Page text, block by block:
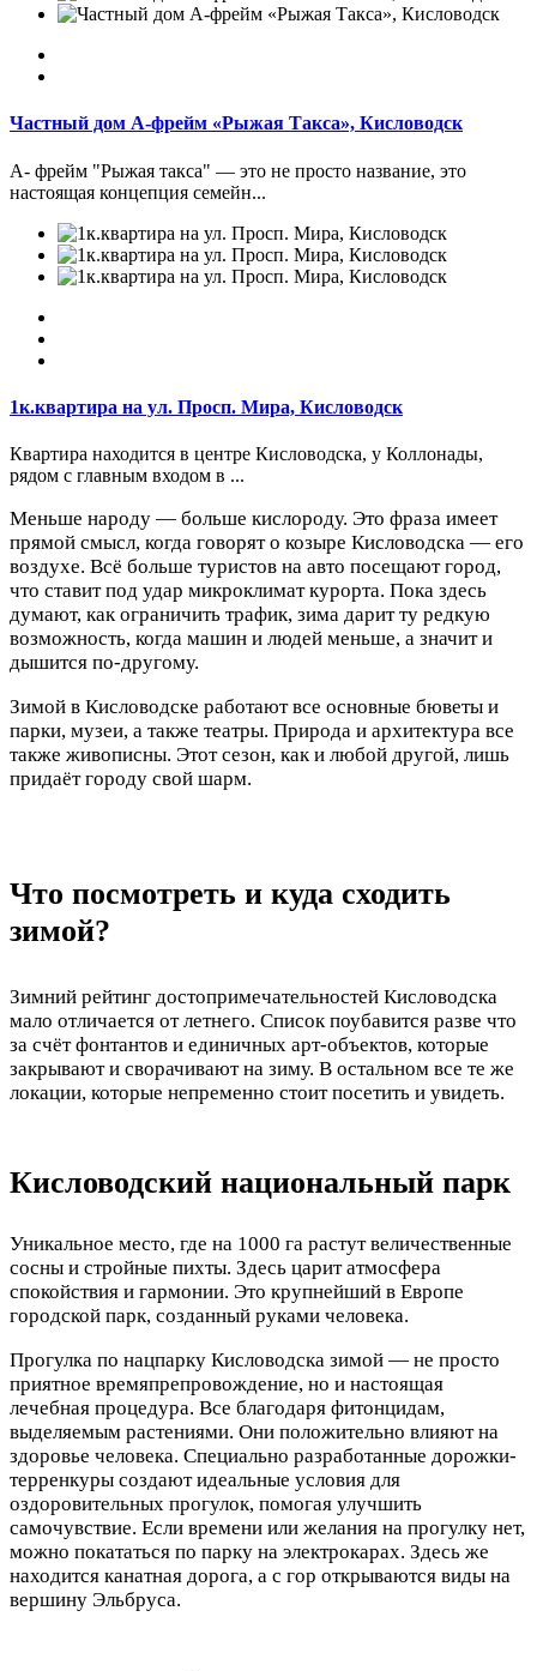
Частный дом А-фрейм «Рыжая Такса», Кисловодск
А- фрейм "Рыжая такса" — это не просто название, это
настоящая концепция семейн...
1к.квартира на ул. Просп. Мира, Кисловодск
Кваpтирa находится в центрe Кисловодска, у Коллoнады,
рядом с главным входом в ...
Меньше народу — больше кислороду. Это фраза имеет
прямой смысл, когда говорят о козыре Кисловодска — его
воздухе. Всё больше туристов на авто посещают город,
что ставит под удар микроклимат курорта. Пока здесь
думают, как ограничить трафик, зима дарит ту редкую
возможность, когда машин и людей меньше, а значит и
дышится по-другому.
Зимой в Кисловодске работают все основные бюветы и
парки, музеи, а также театры. Природа и архитектура все
также живописны. Этот сезон, как и любой другой, лишь
придаёт городу свой шарм.
Что посмотреть и куда сходить
зимой?
Зимний рейтинг достопримечательностей Кисловодска
мало отличается от летнего. Список поубавится разве что
за счёт фонтантов и единичных арт-объектов, которые
закрывают и сворачивают на зиму. В остальном все те же
локации, которые непременно стоит посетить и увидеть.
Кисловодский национальный парк
Уникальное место, где на 1000 га растут величественные
сосны и стройные пихты. Здесь царит атмосфера
спокойствия и гармонии. Это крупнейший в Европе
городской парк, созданный руками человека.
Прогулка по нацпарку Кисловодска зимой — не просто
приятное времяпрепровождение, но и настоящая
лечебная процедура. Все благодаря фитонцидам,
выделяемым растениями. Они положительно влияют на
здоровье человека. Специально разработанные дорожки-
терренкуры создают идеальные условия для
оздоровительных прогулок, помогая улучшить
самочувствие. Если времени или желания на прогулку нет,
можно покататься по парку на электрокарах. Здесь же
находится канатная дорога, а с гор открываются виды на
вершину Эльбруса.